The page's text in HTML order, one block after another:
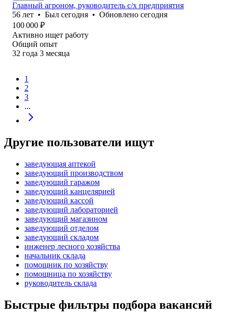
Главный агроном, руководитель с/х предприятия
56 лет • Был сегодня • Обновлено сегодня
100 000 ₽
Активно ищет работу
Общий опыт
32 года 3 месяца
1
2
3
...
Другие пользователи ищут
заведующая аптекой
заведующий производством
заведующий гаражом
заведующий канцелярией
заведующий кассой
заведующий лабораторией
заведующий магазином
заведующий отделом
заведующий складом
инженер лесного хозяйства
начальник склада
помощник по хозяйству
помощница по хозяйству
руководитель склада
Быстрые фильтры подбора вакансий